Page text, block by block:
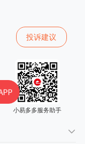
投诉建议
小易多多服务助手